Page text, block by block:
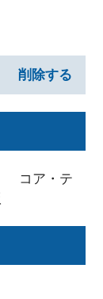
削除する
コア・テ